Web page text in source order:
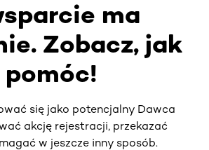
ma
Zobacz, jak
pomóc!
się jako potencjalny Dawca
akcję rejestracji, przekazać
w jeszcze inny sposób.